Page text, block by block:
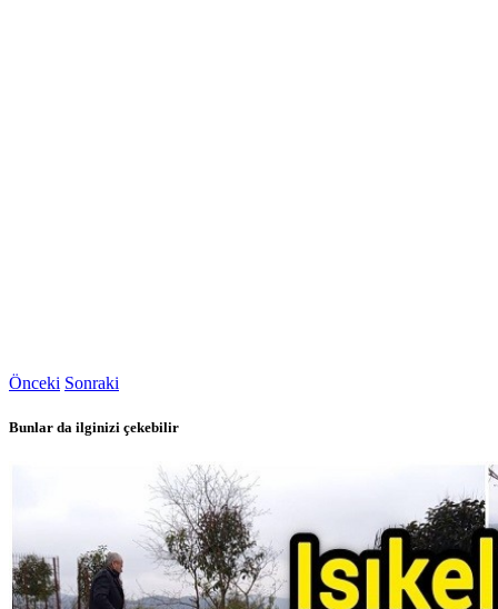
Önceki Sonraki
Bunlar da ilginizi çekebilir